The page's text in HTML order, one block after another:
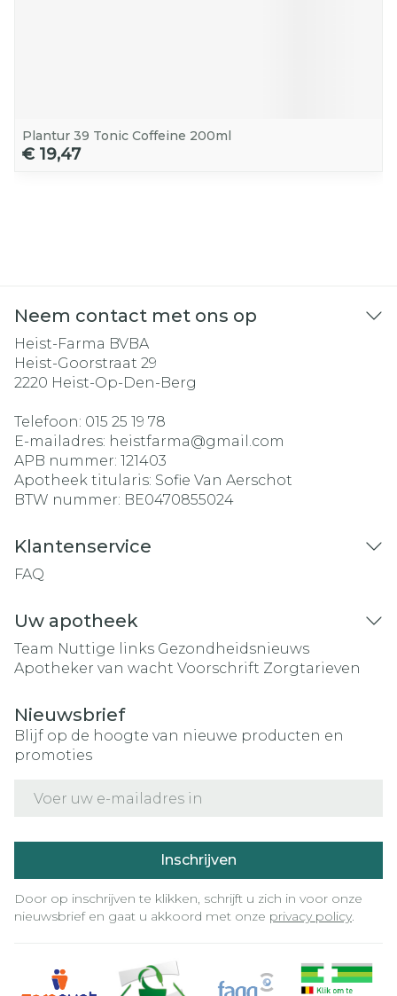
Plantur 39 Tonic Coffeine 200ml
€ 19,47
Neem contact met ons op
Heist-Farma BVBA
Heist-Goorstraat 29
2220 Heist-Op-Den-Berg
Telefoon: 015 25 19 78
E-mailadres: heistfarma@gmail.com
APB nummer: 121403
Apotheek titularis: Sofie Van Aerschot
BTW nummer: BE0470855024
Klantenservice
FAQ
Uw apotheek
Team Nuttige links Gezondheidsnieuws
Apotheker van wacht Voorschrift Zorgtarieven
Nieuwsbrief
Blijf op de hoogte van nieuwe producten en
promoties
Inschrijven
Door op inschrijven te klikken, schrijft u zich in voor onze
nieuwsbrief en gaat u akkoord met onze privacy policy.